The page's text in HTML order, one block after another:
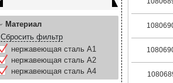
Материал
Сбросить фильтр
нержавеющая сталь А1
нержавеющая сталь А2
нержавеющая сталь А4